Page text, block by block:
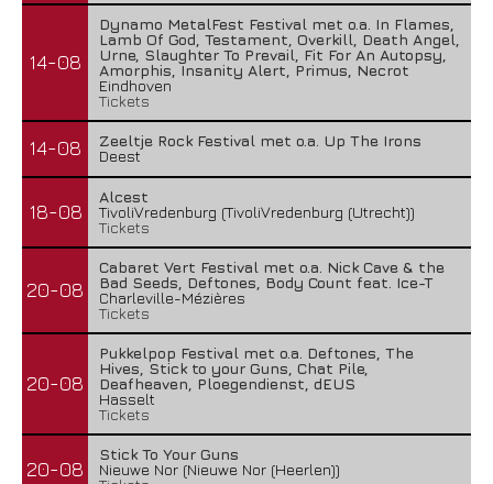
14-08
Dynamo MetalFest Festival met o.a. In Flames,
Lamb Of God, Testament, Overkill, Death Angel,
Urne, Slaughter To Prevail, Fit For An Autopsy,
Amorphis, Insanity Alert, Primus, Necrot
Eindhoven
Tickets
14-08
Zeeltje Rock Festival met o.a. Up The Irons
Deest
18-08
Alcest
TivoliVredenburg (TivoliVredenburg (Utrecht))
Tickets
20-08
Cabaret Vert Festival met o.a. Nick Cave & the
Bad Seeds, Deftones, Body Count feat. Ice-T
Charleville-Mézières
Tickets
20-08
Pukkelpop Festival met o.a. Deftones, The
Hives, Stick to your Guns, Chat Pile,
Deafheaven, Ploegendienst, dEUS
Hasselt
Tickets
20-08
Stick To Your Guns
Nieuwe Nor (Nieuwe Nor (Heerlen))